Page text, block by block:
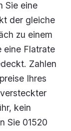
Sie eine
der gleiche
zu einem
eine Flatrate
Zahlen
Ihres
kein
Sie 01520